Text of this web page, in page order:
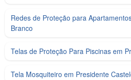
Redes de Proteção para
Branco
Telas de Proteção Para Piscinas em
Tela Mosquiteiro em Presidente